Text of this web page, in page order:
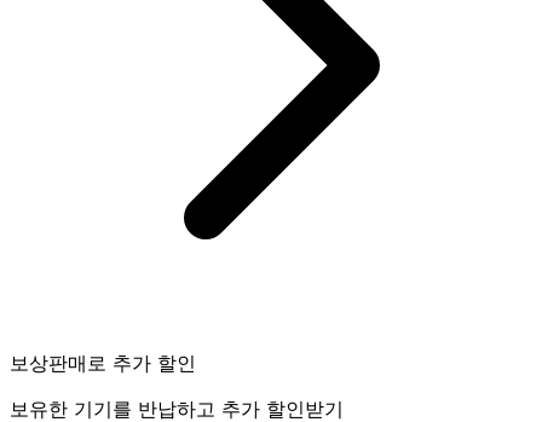
보상판매로 추가 할인
보유한 기기를 반납하고 추가 할인받기